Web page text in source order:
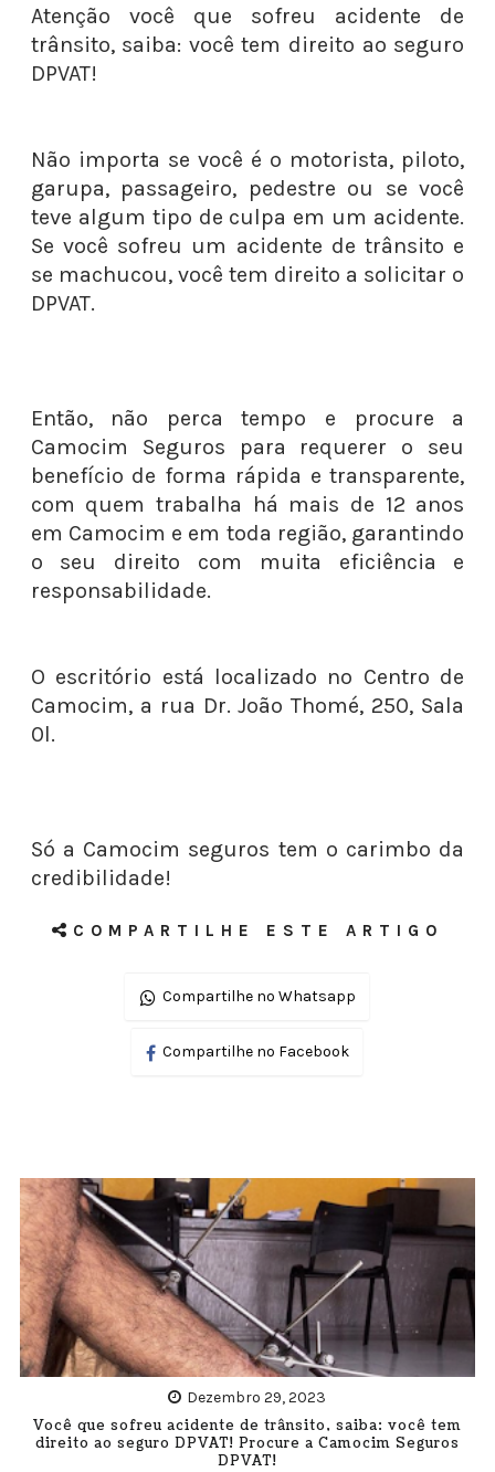
Atenção você que sofreu acidente de
trânsito, saiba: você tem direito ao seguro
DPVAT!
Não importa se você é o motorista, piloto,
garupa, passageiro, pedestre ou se você
teve algum tipo de culpa em um acidente.
Se você sofreu um acidente de trânsito e
se machucou, você tem direito a solicitar o
DPVAT.
Então, não perca tempo e procure a
Camocim Seguros para requerer o seu
benefício de forma rápida e transparente,
com quem trabalha há mais de 12 anos
em Camocim e em toda região, garantindo
o seu direito com muita eficiência e
responsabilidade.
O escritório está localizado no Centro de
Camocim, a rua Dr. João Thomé, 250, Sala
0l.
Só a Camocim seguros tem o carimbo da
credibilidade!
COMPARTILHE ESTE ARTIGO
Compartilhe no Whatsapp
Compartilhe no Facebook
Dezembro 29, 2023
Você que sofreu acidente de trânsito, saiba: você tem
direito ao seguro DPVAT! Procure a Camocim Seguros
DPVAT!